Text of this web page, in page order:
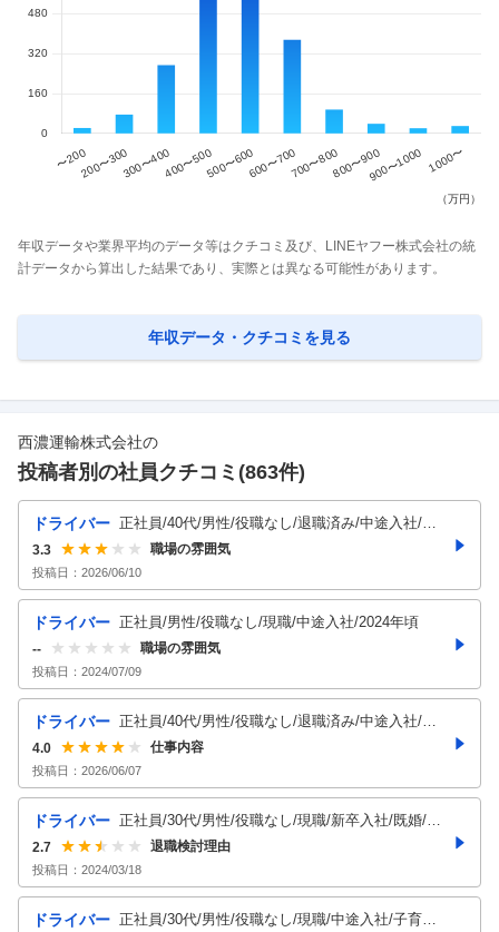
年収データや業界平均のデータ等はクチコミ及び、LINEヤフー株式会社の統
計データから算出した結果であり、実際とは異なる可能性があります。
年収データ・クチコミを見る
西濃運輸株式会社の
投稿者別の社員クチコミ(863件)
ドライバー 正社員/40代/男性/役職なし/退職済み/中途入社/子
育て中/2025年頃
3.3 職場の雰囲気
投稿日： 2026/06/10
ドライバー 正社員/男性/役職なし/現職/中途入社/2024年頃
-- 職場の雰囲気
投稿日： 2024/07/09
ドライバー 正社員/40代/男性/役職なし/退職済み/中途入社/既
婚/2026年頃
4.0 仕事内容
投稿日： 2026/06/07
ドライバー 正社員/30代/男性/役職なし/現職/新卒入社/既婚/子
育て中/2024年頃
2.7 退職検討理由
投稿日： 2024/03/18
ドライバー 正社員/30代/男性/役職なし/現職/中途入社/子育て